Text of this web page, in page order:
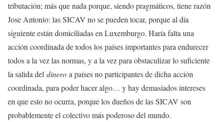
tributación; más que nada porque, siendo pragmáticos, tiene razón
Jose Antonio: las SICAV no se pueden tocar, porque al día
siguiente están domiciliadas en Luxemburgo. Haría falta una
acción coordinada de todos los países importantes para endurecer
todos a la vez las normas, y a la vez para obstaculizar lo suficiente
la salida del dinero a países no participantes de dicha acción
coordinada, para poder hacer algo… y hay demasiados intereses
en que esto no ocurra, porque los dueños de las SICAV son
probablemente el colectivo más poderoso del mundo.